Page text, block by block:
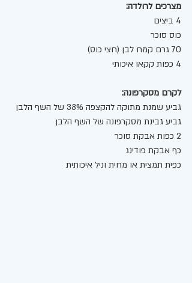
מצרכים לרולדה:
4 ביצים
כוס סוכר
70 גרם קמח לבן (חצי כוס)
4 כפות קקאו איכותי
לקרם מסקרפונה:
גביע שמנת מתוקה להקצפה 38% של השף הלבן
גביע גבינת מסקרפונה של השף הלבן
2 כפות אבקת סוכר
כף אבקת פודינג
כפית תמצית או מחית וניל איכותית